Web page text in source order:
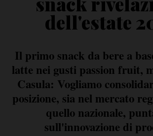
dell'estate
Il primo snack da bere a
latte nei gusti passion fruit,
Casula: Vogliamo
posizione, sia nel mercato
quello nazionale,
sull'innovazione di